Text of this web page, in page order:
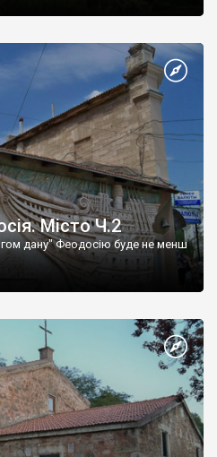
Місто Ч.2
дану" Феодосію буде не менш